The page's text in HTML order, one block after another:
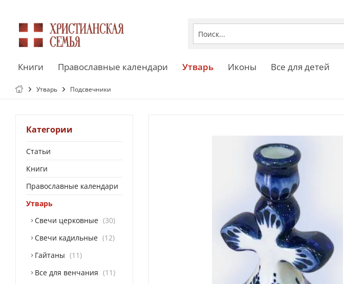
Книги Православные календари Утварь Иконы Все для детей
Утварь Подсвечники
Категории
Статьи
Книги
Православные календари
Утварь
Свечи церковные
30
Свечи кадильные
12
Гайтаны
11
Все для венчания
11